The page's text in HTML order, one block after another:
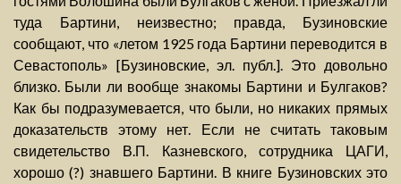
туда Бартини, неизвестно; правда, Бузиновские
сообщают, что «летом 1925 года Бартини переводится в
Севастополь» [Бузиновские, эл. публ.]. Это довольно
близко. Были ли вообще знакомы Бартини и Булгаков?
Как бы подразумевается, что были, но никаких прямых
доказательств этому нет. Если не считать таковым
свидетельство В.П. Казневского, сотрудника ЦАГИ,
хорошо (?) знавшего Бартини. В книге Бузиновских это